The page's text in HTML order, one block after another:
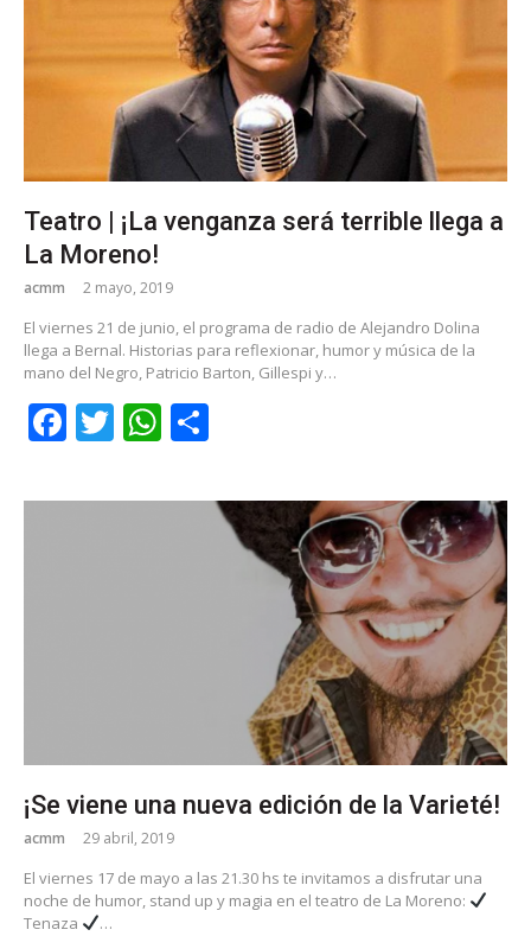
Teatro | ¡La venganza será terrible llega a
La Moreno!
acmm 2 mayo, 2019
El viernes 21 de junio, el programa de radio de Alejandro Dolina
llega a Bernal. Historias para reflexionar, humor y música de la
mano del Negro, Patricio Barton, Gillespi y…
Facebook
TwitterWhatsApp
¡Se viene una nueva edición de la Varieté!
acmm 29 abril, 2019
El viernes 17 de mayo a las 21.30 hs te invitamos a disfrutar una
noche de humor, stand up y magia en el teatro de La Moreno:
Tenaza
…